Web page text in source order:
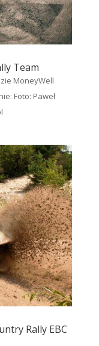
Team
MoneyWell
Foto: Paweł
Rally EBC